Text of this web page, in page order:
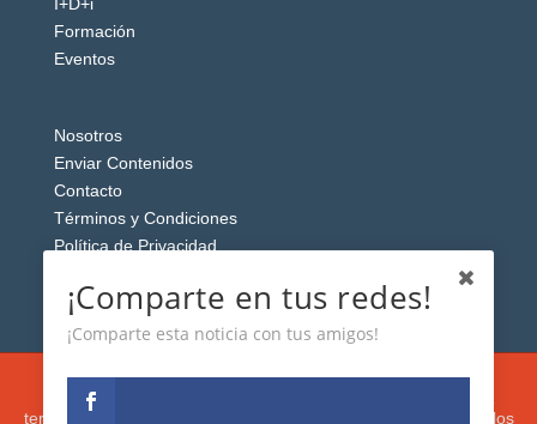
Formación
Eventos
Nosotros
Enviar Contenidos
Contacto
Términos y Condiciones
Política de Privacidad
Esta web usa cookies analíticas y publicitarias (propias y de
terceros) para analizar el tráfico y personalizar el contenido y los
¡Comparte en tus redes!
¡Comparte esta noticia con tus amigos!